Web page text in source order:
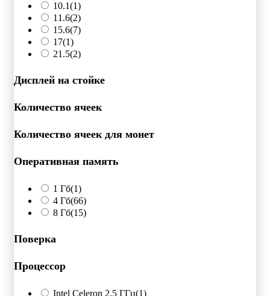
10.1(1)
11.6(2)
15.6(7)
17(1)
21.5(2)
Дисплей на стойке
Количество ячеек
Количество ячеек для монет
Оперативная память
1 Гб(1)
4 Гб(66)
8 Гб(15)
Поверка
Процессор
Intel Celeron 2.5 ГГц(1)